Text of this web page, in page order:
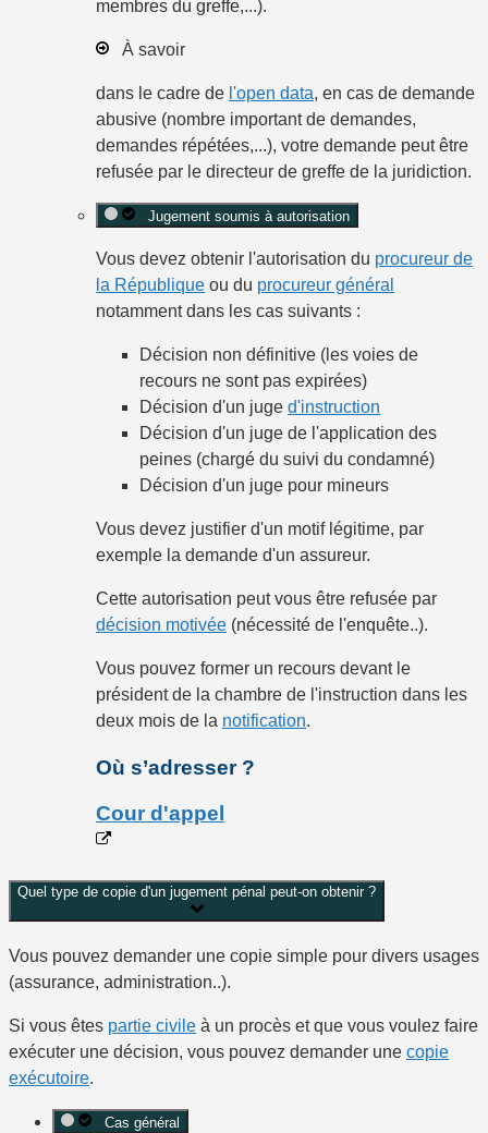
membres du greffe,...).
À savoir
dans le cadre de l'open data, en cas de demande
abusive (nombre important de demandes,
demandes répétées,...), votre demande peut être
refusée par le directeur de greffe de la juridiction.
Jugement soumis à autorisation
Vous devez obtenir l'autorisation du procureur de
la République ou du procureur général
notamment dans les cas suivants :
Décision non définitive (les voies de
recours ne sont pas expirées)
Décision d'un juge d'instruction
Décision d'un juge de l'application des
peines (chargé du suivi du condamné)
Décision d'un juge pour mineurs
Vous devez justifier d'un motif légitime, par
exemple la demande d'un assureur.
Cette autorisation peut vous être refusée par
décision motivée (nécessité de l'enquête..).
Vous pouvez former un recours devant le
président de la chambre de l'instruction dans les
deux mois de la notification.
Où s’adresser ?
Cour d'appel
Quel type de copie d'un jugement pénal peut-on obtenir ?
Vous pouvez demander une copie simple pour divers usages
(assurance, administration..).
Si vous êtes partie civile à un procès et que vous voulez faire
exécuter une décision, vous pouvez demander une copie
exécutoire.
Cas général